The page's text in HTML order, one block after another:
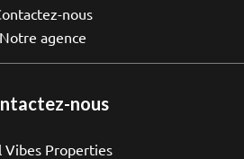
nous
Notre agence
nous
Vibes Properties